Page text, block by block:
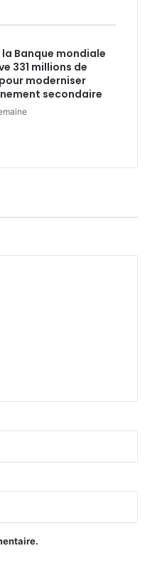
la Banque mondiale
331 millions de
moderniser
secondaire